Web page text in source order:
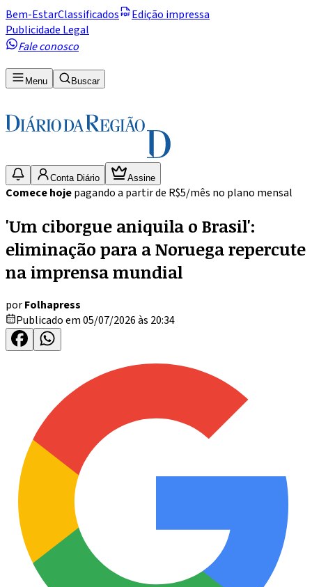
Bem-EstarClassificados
Edição impressa
Publicidade Legal
Fale conosco
Menu Buscar
Conta Diário Assine
Comece hojepagando a partir de R$5/mês no plano mensal
'Um ciborgue aniquila o Brasil':
eliminação para a Noruega repercute
na imprensa mundial
porFolhapress
Publicado em 05/07/2026 às 20:34